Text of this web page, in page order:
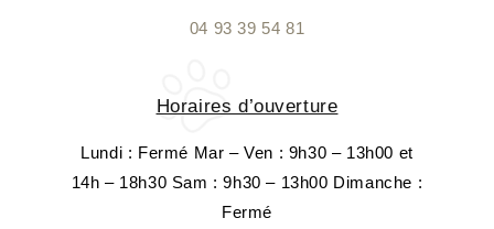
04 93 39 54 81
Horaires d’ouverture
Lundi : Fermé Mar – Ven : 9h30 – 13h00 et
14h – 18h30 Sam : 9h30 – 13h00 Dimanche :
Fermé